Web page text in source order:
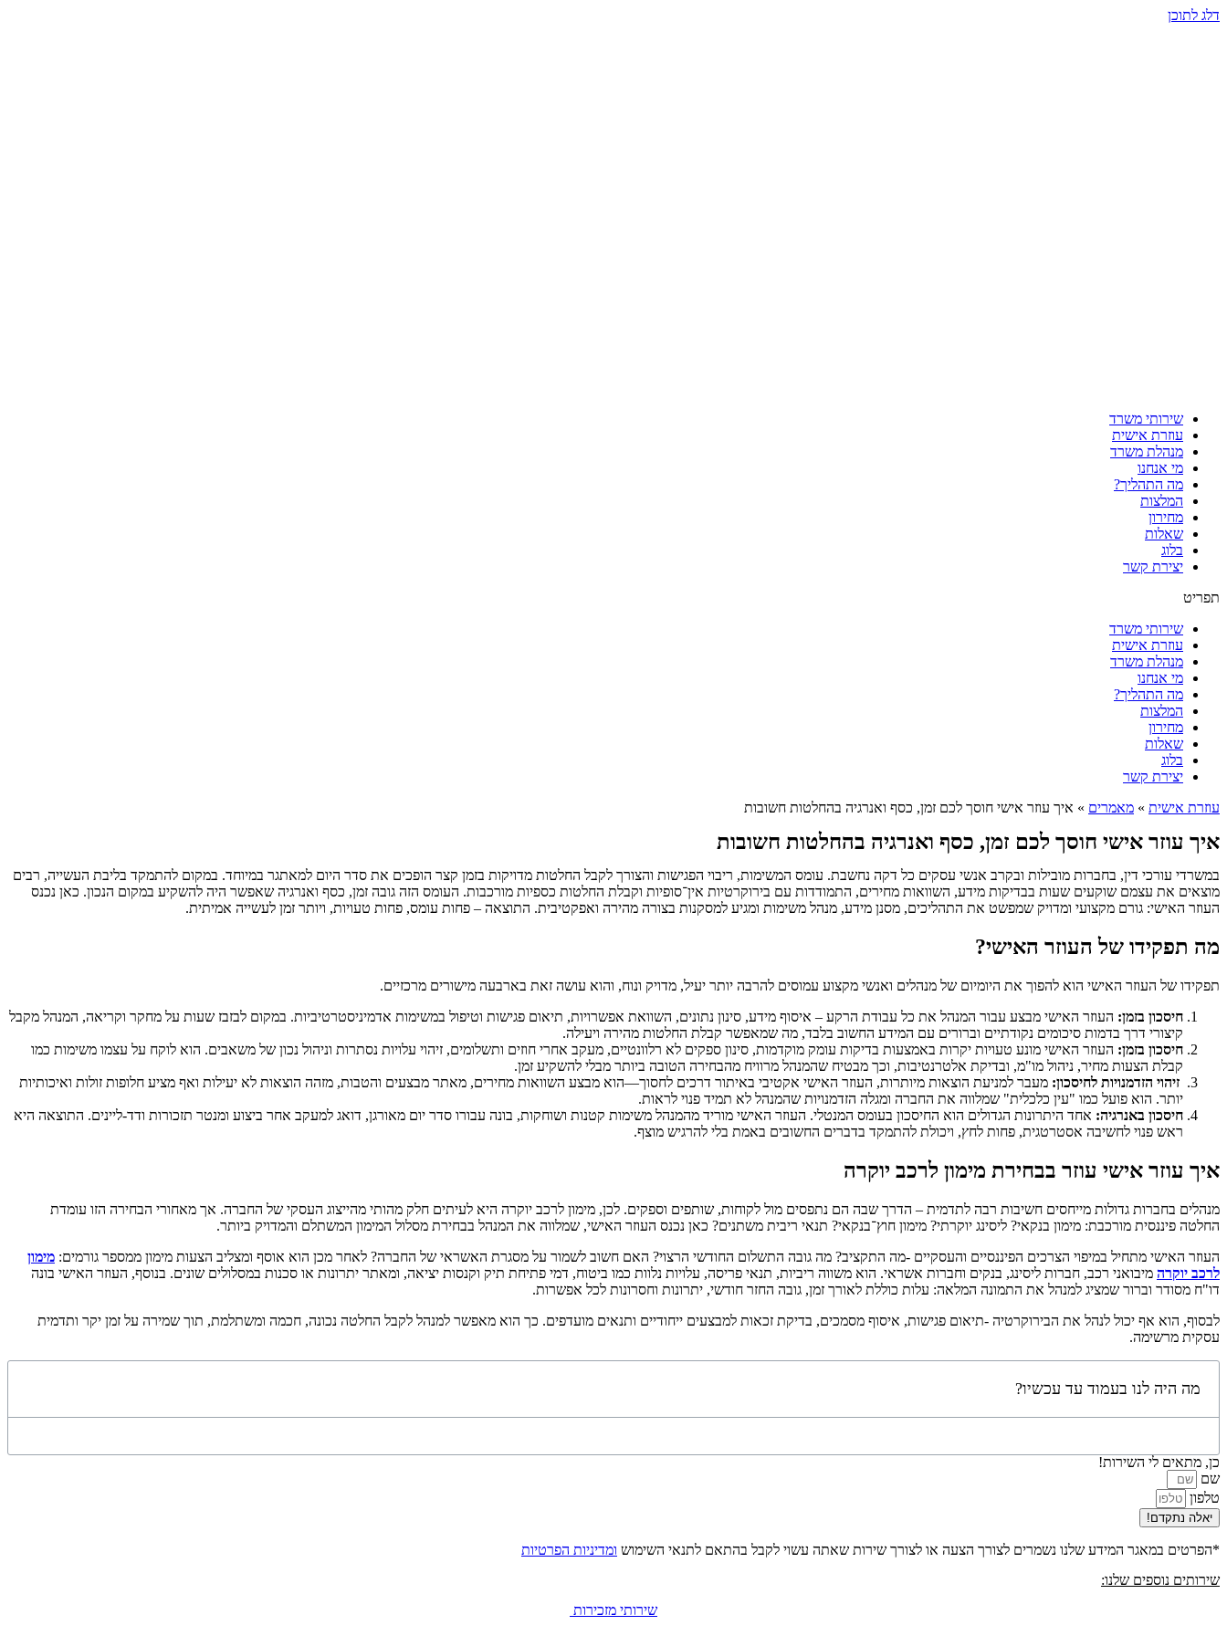
דלג לתוכן
שירותי משרד
עוזרת אישית
מנהלת משרד
מי אנחנו
מה התהליך?
המלצות
מחירון
שאלות
בלוג
יצירת קשר
תפריט
שירותי משרד
עוזרת אישית
מנהלת משרד
מי אנחנו
מה התהליך?
המלצות
מחירון
שאלות
בלוג
יצירת קשר
עוזרת אישית » מאמרים » איך עוזר אישי חוסך לכם זמן, כסף ואנרגיה בהחלטות חשובות
איך עוזר אישי חוסך לכם זמן, כסף ואנרגיה בהחלטות חשובות
במשרדי עורכי דין, בחברות מובילות ובקרב אנשי עסקים כל דקה נחשבת. עומס המשימות, ריבוי הפגישות והצורך לקבל החלטות מדויקות בזמן קצר הופכים את סדר היום למאתגר במיוחד. במקום להתמקד בליבת העשייה, רבים
מוצאים את עצמם שוקעים שעות בבדיקות מידע, השוואות מחירים, התמודדות עם בירוקרטיות אין־סופיות וקבלת החלטות כספיות מורכבות. העומס הזה גובה זמן, כסף ואנרגיה שאפשר היה להשקיע במקום הנכון. כאן נכנס
העוזר האישי: גורם מקצועי ומדויק שמפשט את התהליכים, מסנן מידע, מנהל משימות ומגיע למסקנות בצורה מהירה ואפקטיבית. התוצאה – פחות עומס, פחות טעויות, ויותר זמן לעשייה אמיתית.
מה תפקידו של העוזר האישי?
תפקידו של העוזר האישי הוא להפוך את היומיום של מנהלים ואנשי מקצוע עמוסים להרבה יותר יעיל, מדויק ונוח, והוא עושה זאת בארבעה מישורים מרכזיים.
חיסכון בזמן: העוזר האישי מבצע עבור המנהל את כל עבודת הרקע – איסוף מידע, סינון נתונים, השוואת אפשרויות, תיאום פגישות וטיפול במשימות אדמיניסטרטיביות. במקום לבזבז שעות על מחקר וקריאה, המנהל מקבל
קיצורי דרך בדמות סיכומים נקודתיים וברורים עם המידע החשוב בלבד, מה שמאפשר קבלת החלטות מהירה ויעילה.
חיסכון בזמן: העוזר האישי מונע טעויות יקרות באמצעות בדיקות עומק מוקדמות, סינון ספקים לא רלוונטיים, מעקב אחרי חוזים ותשלומים, זיהוי עלויות נסתרות וניהול נכון של משאבים. הוא לוקח על עצמו משימות כמו
קבלת הצעות מחיר, ניהול מו"מ, ובדיקת אלטרנטיבות, וכך מבטיח שהמנהל מרוויח מהבחירה הטובה ביותר מבלי להשקיע זמן.
זיהוי הזדמנויות לחיסכון: מעבר למניעת הוצאות מיותרות, העוזר האישי אקטיבי באיתור דרכים לחסוך—הוא מבצע השוואות מחירים, מאתר מבצעים והטבות, מזהה הוצאות לא יעילות ואף מציע חלופות זולות ואיכותיות
יותר. הוא פועל כמו "עין כלכלית" שמלווה את החברה ומגלה הזדמנויות שהמנהל לא תמיד פנוי לראות.
חיסכון באנרגיה: אחד היתרונות הגדולים הוא החיסכון בעומס המנטלי. העוזר האישי מוריד מהמנהל משימות קטנות ושוחקות, בונה עבורו סדר יום מאורגן, דואג למעקב אחר ביצוע ומנטר תזכורות ודד-ליינים. התוצאה היא
ראש פנוי לחשיבה אסטרטגית, פחות לחץ, ויכולת להתמקד בדברים החשובים באמת בלי להרגיש מוצף.
איך עוזר אישי עוזר בבחירת מימון לרכב יוקרה
מנהלים בחברות גדולות מייחסים חשיבות רבה לתדמית – הדרך שבה הם נתפסים מול לקוחות, שותפים וספקים. לכן, מימון לרכב יוקרה היא לעיתים חלק מהותי מהייצוג העסקי של החברה. אך מאחורי הבחירה הזו עומדת
החלטה פיננסית מורכבת: מימון בנקאי? ליסינג יוקרתי? מימון חוץ־בנקאי? תנאי ריבית משתנים? כאן נכנס העוזר האישי, שמלווה את המנהל בבחירת מסלול המימון המשתלם והמדויק ביותר.
העוזר האישי מתחיל במיפוי הצרכים הפיננסיים והעסקיים -מה התקציב? מה גובה התשלום החודשי הרצוי? האם חשוב לשמור על מסגרת האשראי של החברה? לאחר מכן הוא אוסף ומצליב הצעות מימון ממספר גורמים: מימון
לרכב יוקרה מיבואני רכב, חברות ליסינג, בנקים וחברות אשראי. הוא משווה ריביות, תנאי פריסה, עלויות נלוות כמו ביטוח, דמי פתיחת תיק וקנסות יציאה, ומאתר יתרונות או סכנות במסלולים שונים. בנוסף, העוזר האישי בונה
דו"ח מסודר וברור שמציג למנהל את התמונה המלאה: עלות כוללת לאורך זמן, גובה החזר חודשי, יתרונות וחסרונות לכל אפשרות.
לבסוף, הוא אף יכול לנהל את הבירוקרטיה -תיאום פגישות, איסוף מסמכים, בדיקת זכאות למבצעים ייחודיים ותנאים מועדפים. כך הוא מאפשר למנהל לקבל החלטה נכונה, חכמה ומשתלמת, תוך שמירה על זמן יקר ותדמית
עסקית מרשימה.
מה היה לנו בעמוד עד עכשיו?
כן, מתאים לי השירות!
שם
טלפון
יאלה נתקדם!
*הפרטים במאגר המידע שלנו נשמרים לצורך הצעה או לצורך שירות שאתה עשוי לקבל בהתאם לתנאי השימוש ומדיניות הפרטיות
שירותים נוספים שלנו:
שירותי מזכירות